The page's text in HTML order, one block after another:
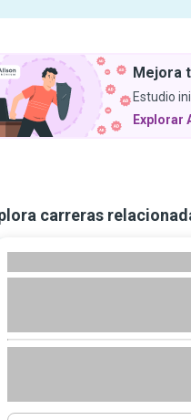
Mejora
Estudio
Explorar
carreras